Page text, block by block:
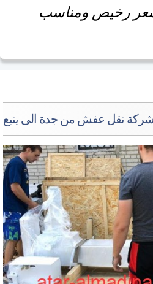
رخيص ومناسب
نقل عفش من جدة الى ينبع